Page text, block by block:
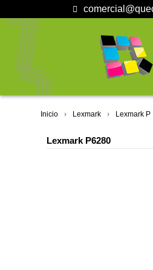
Inicio Lexmark Lexmark P
Lexmark P6280